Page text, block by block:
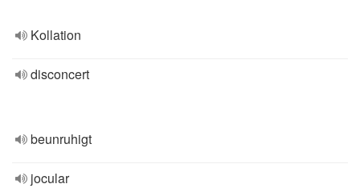
Kollation
disconcert
beunruhigt
jocular